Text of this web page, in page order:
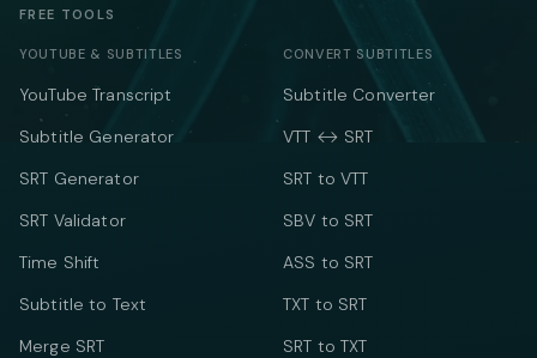
FREE TOOLS
YOUTUBE & SUBTITLES
YouTube Transcript
Subtitle Generator
SRT Generator
SRT Validator
Time Shift
Subtitle to Text
Merge SRT
CONVERT SUBTITLES
Subtitle Converter
VTT ↔ SRT
SRT to VTT
SBV to SRT
ASS to SRT
TXT to SRT
SRT to TXT